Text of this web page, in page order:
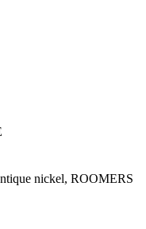
nickel, ROOMERS